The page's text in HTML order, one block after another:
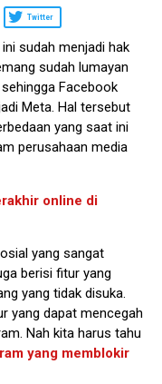
Twitter
sudah menjadi hak
sudah lumayan
Facebook
Meta. Hal tersebut
yang saat ini
perusahaan media
online di
yang sangat
berisi fitur yang
yang tidak disuka.
yang dapat mencegah
Nah kita harus tahu
yang memblokir